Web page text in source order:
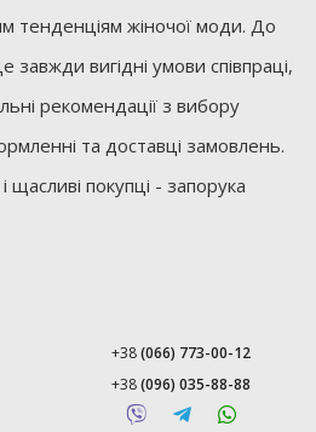
тенденціям жіночої моди. До
вигідні умови співпраці,
рекомендації з вибору
та доставці замовлень.
щасливі покупці - запорука
+38(066) 773-00-12
+38(096) 035-88-88